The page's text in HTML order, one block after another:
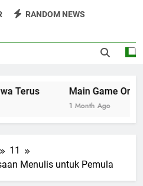
Tapi Hoki Luar Biasa
RANDOM NEWS
Terus Main Game
1 Month Ago
11
Menulis untuk Pemula